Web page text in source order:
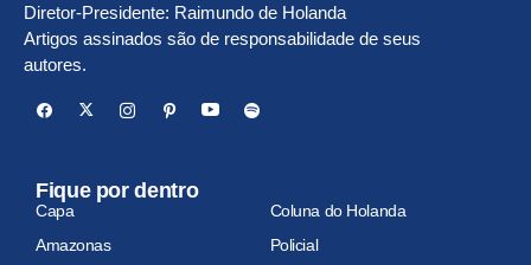
Diretor-Presidente: Raimundo de Holanda
Artigos assinados são de responsabilidade de seus
autores.
Fique por dentro
Capa
Coluna do Holanda
Amazonas
Policial